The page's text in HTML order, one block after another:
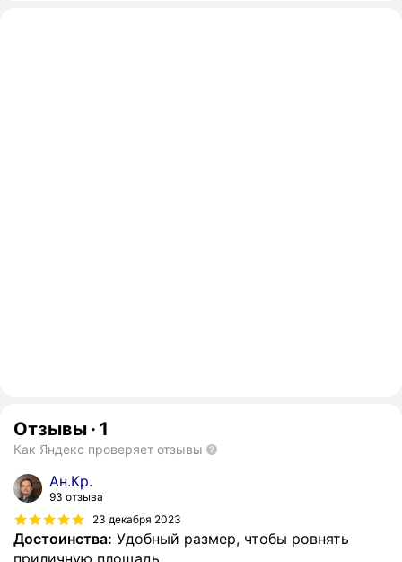
Отзывы · 1
Как Яндекс проверяет отзывы
Ан.Кр.
93 отзыва
23 декабря 2023
Достоинства: Удобный размер, чтобы ровнять